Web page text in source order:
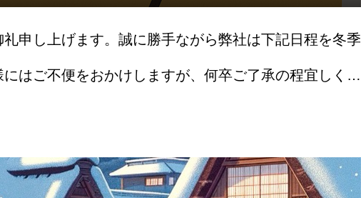
申し上げます。誠に勝手ながら弊社は下記日程を冬季
はご不便をおかけしますが、何卒ご了承の程宜しくお